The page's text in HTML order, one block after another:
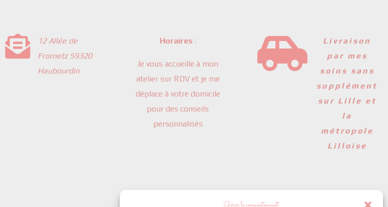

12 Allée de
Frometz 59320
Haubourdin
Horaires :
Je vous accueille à mon
atelier sur RDV et je me
déplace à votre domicile
pour des conseils
personnalisés

Livraison
par mes
soins sans
supplément
sur Lille et
la
métropole
Lilloise